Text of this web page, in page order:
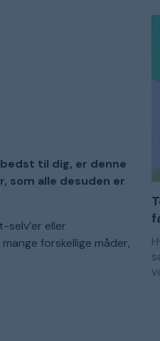
til dig, er denne
som alle desuden er
eller
forskellige måder,